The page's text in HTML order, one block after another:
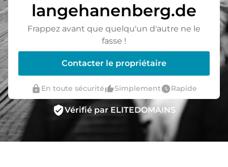
langehanenberg.de
Frappez avant que quelqu'un d'autre ne le
fasse !
Contacter le propriétaire
lock En toute sécuritéthumb_up_altSimplementwatch_laterRapide
verified_userVérifié par ELITEDOMAINS